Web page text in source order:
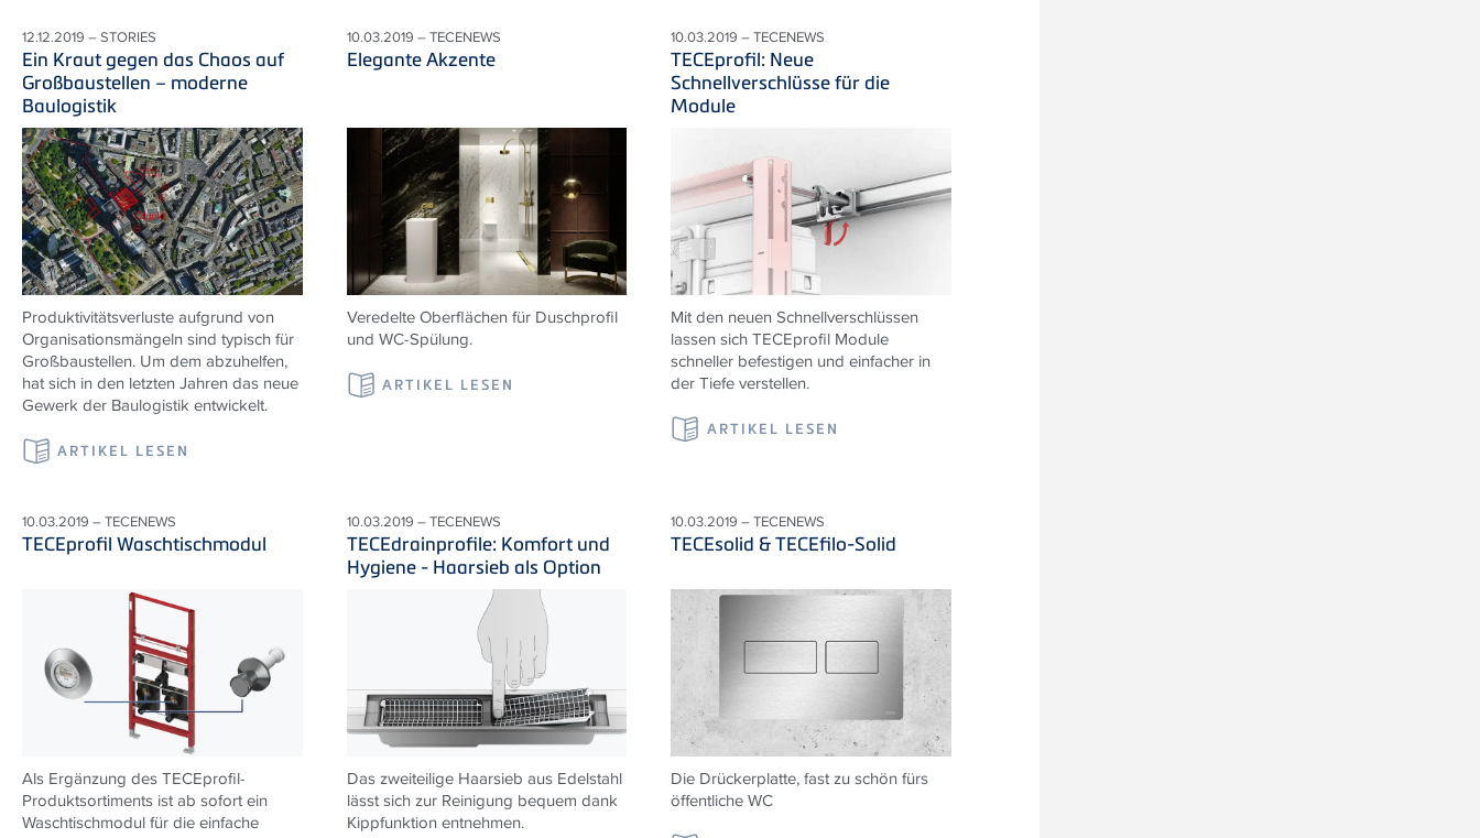
12.12.2019 – STORIES
Ein Kraut gegen das Chaos auf
Großbaustellen – moderne
Baulogistik
Produktivitätsverluste aufgrund von
Organisationsmängeln sind typisch für
Großbaustellen. Um dem abzuhelfen,
hat sich in den letzten Jahren das neue
Gewerk der Baulogistik entwickelt.
ARTIKEL LESEN
10.03.2019 – TECENEWS
Elegante Akzente
Veredelte Oberflächen für Duschprofil
und WC-Spülung.
ARTIKEL LESEN
10.03.2019 – TECENEWS
TECEprofil: Neue
Schnellverschlüsse für die
Module
Mit den neuen Schnellverschlüssen
lassen sich TECEprofil Module
schneller befestigen und einfacher in
der Tiefe verstellen.
ARTIKEL LESEN
10.03.2019 – TECENEWS
TECEprofil Waschtischmodul
Als Ergänzung des TECEprofil-
Produktsortiments ist ab sofort ein
Waschtischmodul für die einfache
10.03.2019 – TECENEWS
TECEdrainprofile: Komfort und
Hygiene - Haarsieb als Option
Das zweiteilige Haarsieb aus Edelstahl
lässt sich zur Reinigung bequem dank
Kippfunktion entnehmen.
10.03.2019 – TECENEWS
TECEsolid & TECEfilo-Solid
Die Drückerplatte, fast zu schön fürs
öffentliche WC